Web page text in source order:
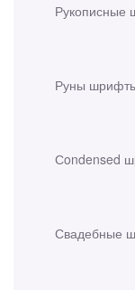
Рукописные
Руны
Сondensed
Свадебные